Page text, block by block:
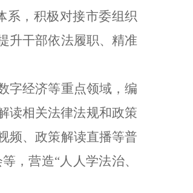
系，积极对接市委组织
升干部依法履职、精准
字经济等重点领域，编
读相关法律法规和政策
频、政策解读直播等普
，营造“人人学法治、